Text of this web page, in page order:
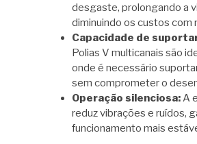
desgaste, prolongando a
diminuindo os custos com
Capacidade de
Polias V multicanais são
onde é necessário
sem comprometer o
Operação silenciosa:A
reduz vibrações e ruídos,
funcionamento mais